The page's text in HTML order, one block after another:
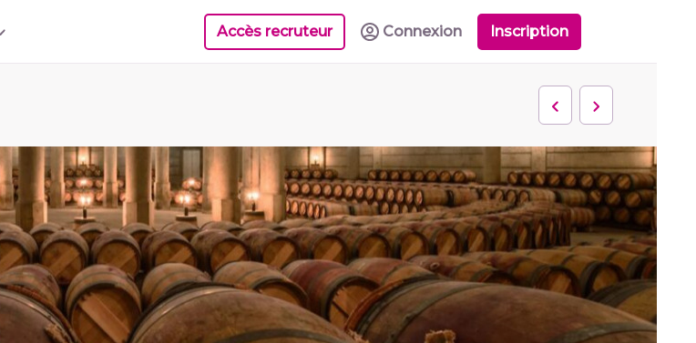
Accès recruteur Connexion Inscription